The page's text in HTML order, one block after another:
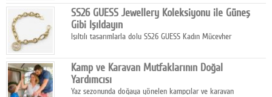
SS26 GUESS Jewellery Koleksiyonu ile Güneş
Gibi Işıldayın
Işıltılı tasarımlarla dolu SS26 GUESS Kadın Mücevher
dokunuşunu taşıyor.
Kamp ve Karavan Mutfaklarının Doğal
Yardımcısı
Yaz sezonunda doğaya yönelen kampçılar ve karavan